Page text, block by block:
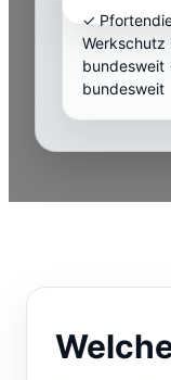
✓
bundesweit
bundesweit